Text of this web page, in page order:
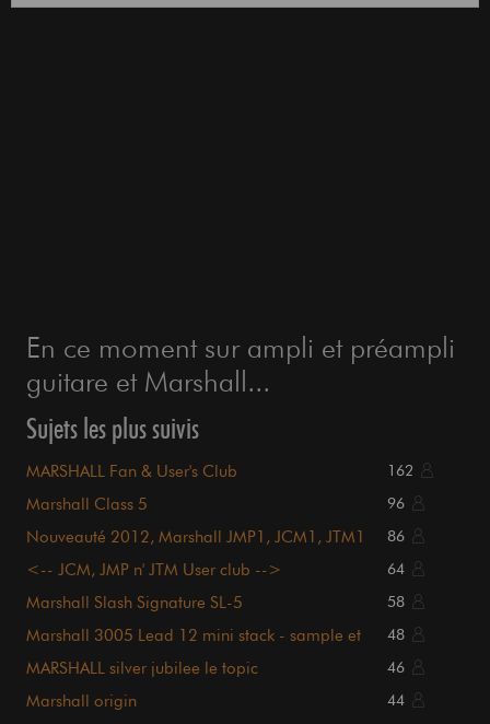
En ce moment sur ampli et préampli
guitare et Marshall...
Sujets les plus suivis
MARSHALL Fan & User's Club 162
Marshall Class 5 96
Nouveauté 2012, Marshall JMP1, JCM1, JTM1
86
<-- JCM, JMP n' JTM User club --> 64
Marshall Slash Signature SL-5 58
Marshall 3005 Lead 12 mini stack - sample et
48
MARSHALL silver jubilee le topic 46
Marshall origin 44